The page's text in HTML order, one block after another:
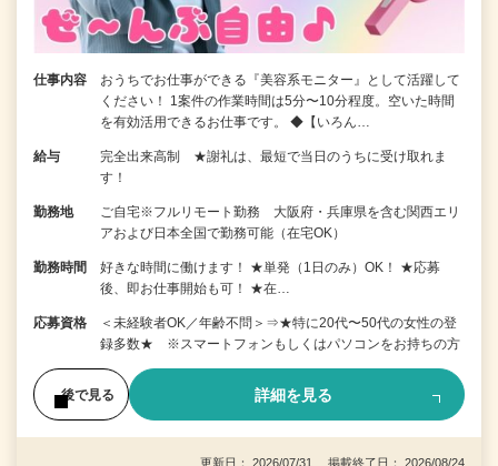
仕事内容
おうちでお仕事ができる『美容系モニター』として活躍して
ください！ 1案件の作業時間は5分〜10分程度。空いた時間
を有効活用できるお仕事です。 ◆【いろん…
給与
完全出来高制 ★謝礼は、最短で当日のうちに受け取れま
す！
勤務地
ご自宅※フルリモート勤務 大阪府・兵庫県を含む関西エリ
アおよび日本全国で勤務可能（在宅OK）
勤務時間
好きな時間に働けます！ ★単発（1日のみ）OK！ ★応募
後、即お仕事開始も可！ ★在…
応募資格
＜未経験者OK／年齢不問＞⇒★特に20代〜50代の女性の登
録多数★ ※スマートフォンもしくはパソコンをお持ちの方
後で見る 詳細を見る
更新日： 2026/07/31 掲載終了日： 2026/08/24